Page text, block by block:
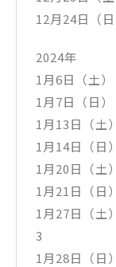
12月24日（
2024年
1月6日（土
1月7日（日
1月13日（
1月14日（
1月20日（土
1月21日（日
1月27日（土
3
1月28日（日